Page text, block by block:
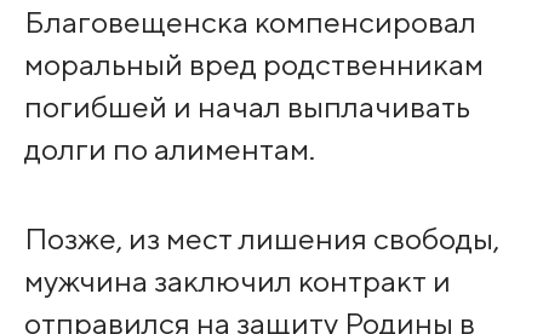
Благовещенска компенсировал
моральный вред родственникам
погибшей и начал выплачивать
долги по алиментам.
Позже, из мест лишения свободы,
мужчина заключил контракт и
отправился на защиту Родины в